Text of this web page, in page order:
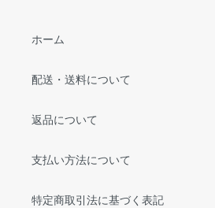
ホーム
配送・送料について
返品について
支払い方法について
特定商取引法に基づく表記